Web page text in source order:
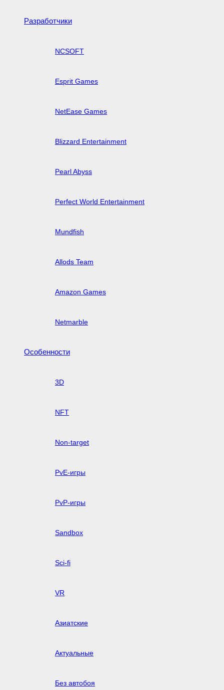
Разработчики
NCSOFT
Esprit Games
NetEase Games
Blizzard Entertainment
Pearl Abyss
Perfect World Entertainment
Mundfish
Allods Team
Amazon Games
Netmarble
Особенности
3D
NFT
Non-target
PvE-игры
PvP-игры
Sandbox
Sci-fi
VR
Азиатские
Актуальные
Без автобоя